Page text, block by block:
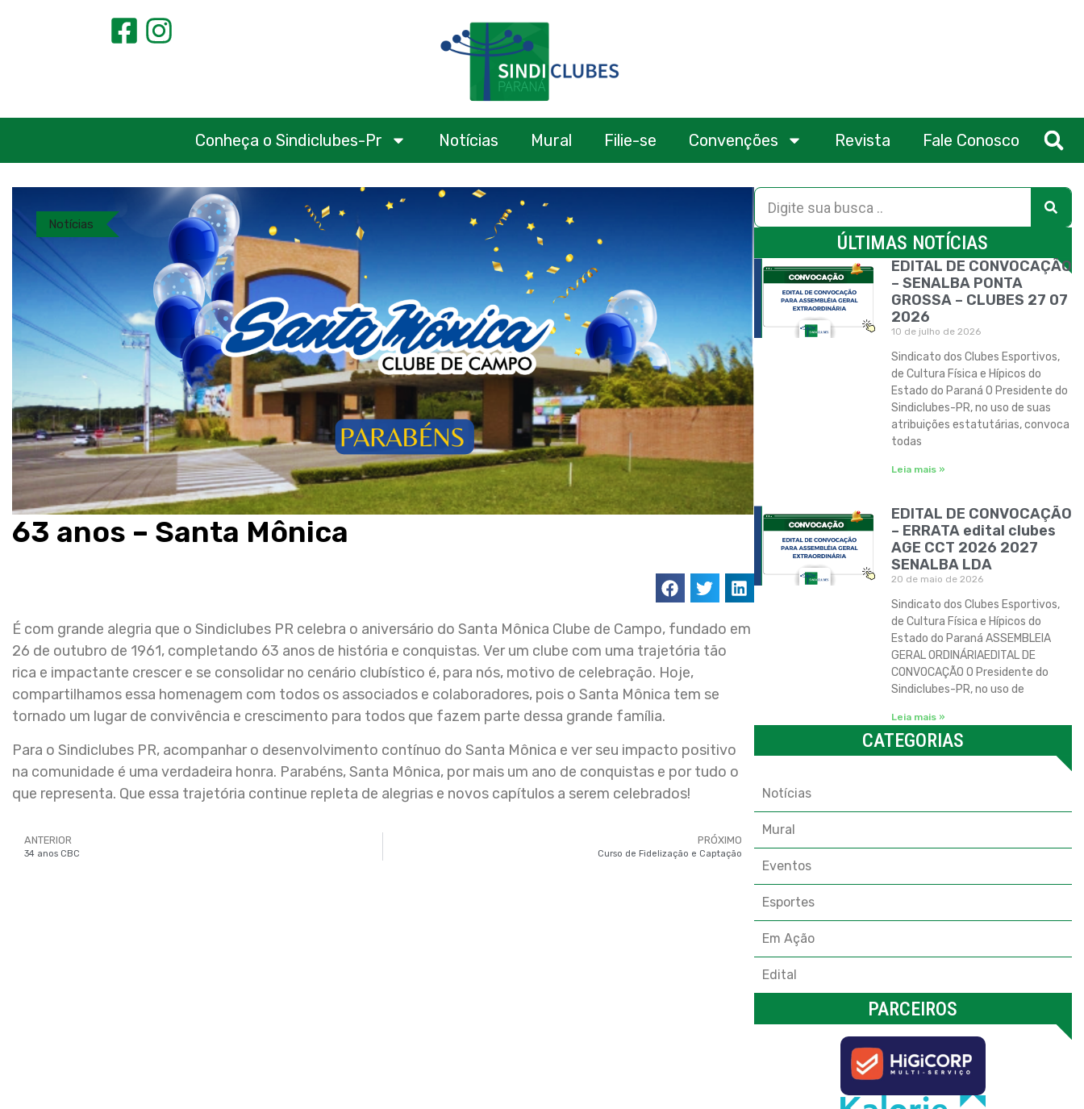
Conheça o Sindiclubes-Pr Notícias Mural Filie-se Convenções Revista Fale Conosco
Notícias
63 anos – Santa Mônica
É com grande alegria que o Sindiclubes PR celebra o aniversário do Santa Mônica Clube de Campo, fundado em
26 de outubro de 1961, completando 63 anos de história e conquistas. Ver um clube com uma trajetória tão
rica e impactante crescer e se consolidar no cenário clubístico é, para nós, motivo de celebração. Hoje,
compartilhamos essa homenagem com todos os associados e colaboradores, pois o Santa Mônica tem se
tornado um lugar de convivência e crescimento para todos que fazem parte dessa grande família.
Para o Sindiclubes PR, acompanhar o desenvolvimento contínuo do Santa Mônica e ver seu impacto positivo
na comunidade é uma verdadeira honra. Parabéns, Santa Mônica, por mais um ano de conquistas e por tudo o
que representa. Que essa trajetória continue repleta de alegrias e novos capítulos a serem celebrados!
ANTERIOR
34 anos CBC
PRÓXIMO
Curso de Fidelização e Captação
ÚLTIMAS NOTÍCIAS
EDITAL DE CONVOCAÇÃO
– SENALBA PONTA
GROSSA – CLUBES 27 07
2026
10 de julho de 2026
Sindicato dos Clubes Esportivos,
de Cultura Física e Hípicos do
Estado do Paraná O Presidente do
Sindiclubes-PR, no uso de suas
atribuições estatutárias, convoca
todas
Leia mais »
EDITAL DE CONVOCAÇÃO
– ERRATA edital clubes
AGE CCT 2026 2027
SENALBA LDA
20 de maio de 2026
Sindicato dos Clubes Esportivos,
de Cultura Física e Hípicos do
Estado do Paraná ASSEMBLEIA
GERAL ORDINÁRIAEDITAL DE
CONVOCAÇÃO O Presidente do
Sindiclubes-PR, no uso de
Leia mais »
CATEGORIAS
Notícias
Mural
Eventos
Esportes
Em Ação
Edital
PARCEIROS